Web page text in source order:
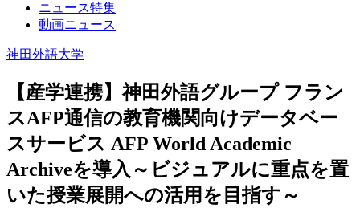
ニュース特集
動画ニュース
神田外語大学
【産学連携】神田外語グループ フラン
スAFP通信の教育機関向けデータベー
スサービス AFP World Academic
Archiveを導入～ビジュアルに重点を置
いた授業展開への活用を目指す～